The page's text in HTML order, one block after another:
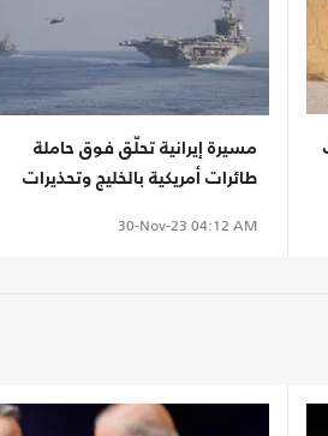
مسيرة إيرانية تحلّق فوق حاملة
طائرات أمريكية بالخليج وتحذيرات
30-Nov-23 04:12 AM